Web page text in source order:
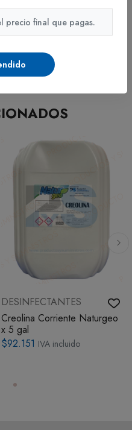
sobre la superficie a
necesario enjuagar.
DESINFECTANTES
Creolina Corriente Naturgeo
x 5 gal
$92.151 IVA incluido
precio final que pagas.